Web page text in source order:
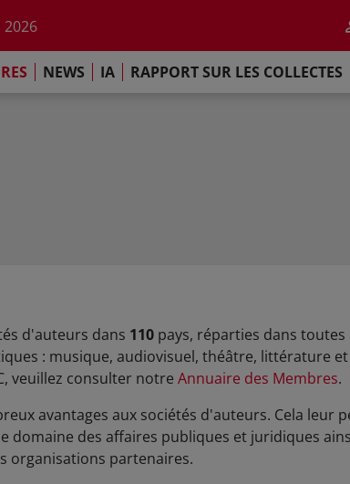
Paris
Mondiales 2025
de l'IA
NEWS IA RAPPORT SUR LES COLLECTES
d'auteurs dans 110pays, réparties dans
: musique, audiovisuel, théâtre, littérature et
veuillez consulter notre Annuaire des Membres.
avantages aux sociétés d'auteurs. Cela leur
domaine des affaires publiques et juridiques
organisations partenaires.